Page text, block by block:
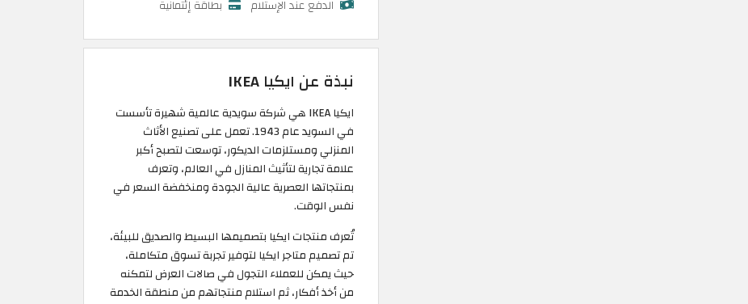
الدفع عند الإستلام بطاقة إئتمانية
نبذة عن ايكيا IKEA
ايكيا IKEA هي شركة سويدية عالمية شهيرة تأسست
في السويد عام 1943. تعمل على تصنيع الأثاث
المنزلي ومستلزمات الديكور، توسعت لتصبح أكبر
علامة تجارية لتأثيث المنازل في العالم، وتعرف
بمنتجاتها العصرية عالية الجودة ومنخفضة السعر في
نفس الوقت.
تُعرف منتجات ايكيا بتصميمها البسيط والصديق للبيئة،
تم تصميم متاجر ايكيا لتوفير تجربة تسوق متكاملة،
حيث يمكن للعملاء التجول في صالات العرض لتمكنه
من أخذ أفكار، ثم استلام منتجاتهم من منطقة الخدمة